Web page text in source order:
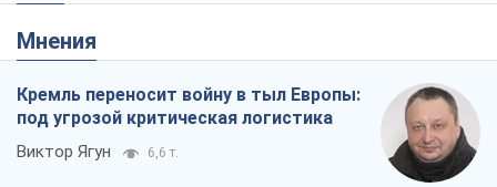
Мнения
Кремль переносит войну в тыл Европы:
под угрозой критическая логистика
Виктор Ягун 6,6 т.